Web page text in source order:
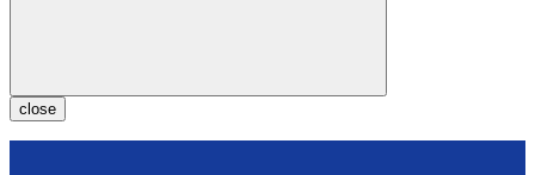
close